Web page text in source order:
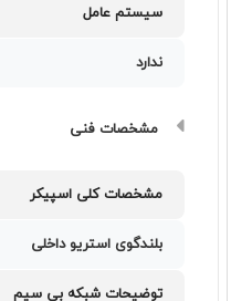
سیستم عامل
ندارد
مشخصات فنی
مشخصات کلی اسپیکر
بلندگوی استریو داخلی
توضیحات شبکه بی سیم